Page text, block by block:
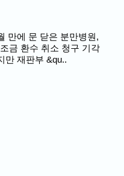
만에 문 닫은 분만병원,
금 환수 취소 청구 기각
만 재판부 &qu..